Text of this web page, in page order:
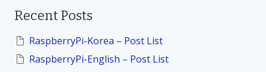
c
o
Recent Posts
RaspberryPi-Korea – Post List
RaspberryPi-English – Post List